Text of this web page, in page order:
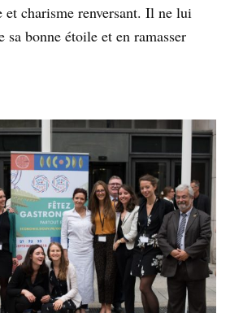
et charisme renversant. Il ne lui
sa bonne étoile et en ramasser